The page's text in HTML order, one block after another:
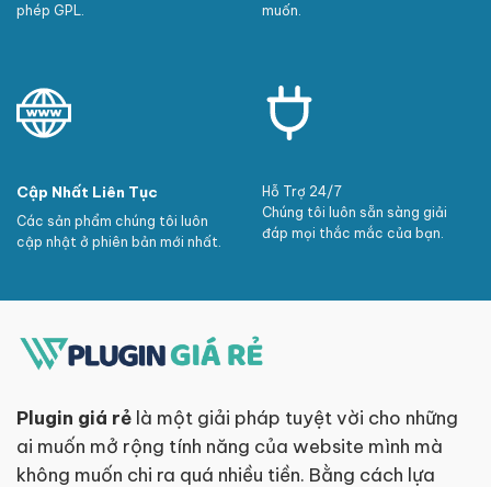
phép GPL.
muốn.
Cập Nhất Liên Tục
Các sản phẩm chúng tôi luôn
cập nhật ở phiên bản mới nhất.
Hỗ Trợ 24/7
Chúng tôi luôn sẵn sàng giải
đáp mọi thắc mắc của bạn.
Plugin giá rẻ là một giải pháp tuyệt vời cho những
ai muốn mở rộng tính năng của website mình mà
không muốn chi ra quá nhiều tiền. Bằng cách lựa